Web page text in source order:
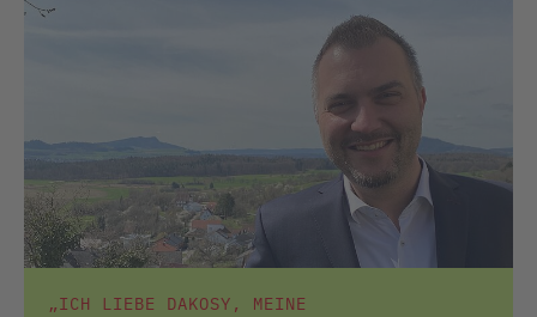
„ICH LIEBE DAKOSY, MEINE